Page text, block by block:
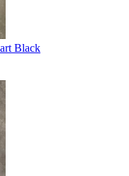
Black